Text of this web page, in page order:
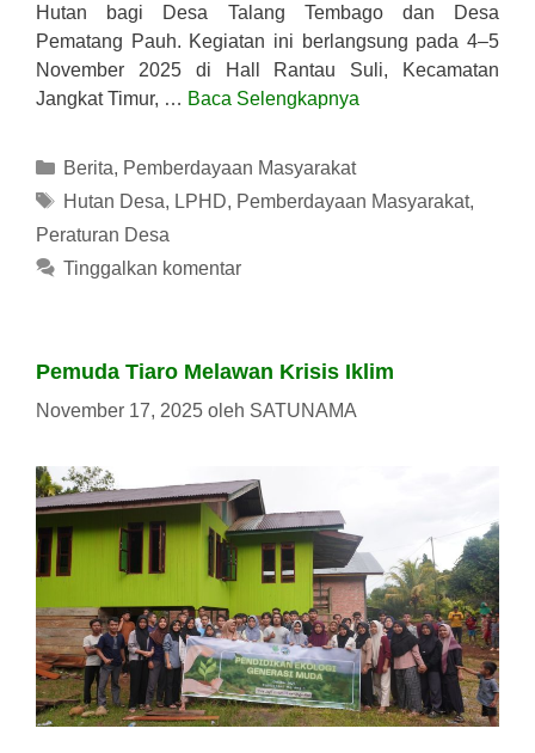
Hutan bagi Desa Talang Tembago dan Desa
Pematang Pauh. Kegiatan ini berlangsung pada 4–5
November 2025 di Hall Rantau Suli, Kecamatan
Jangkat Timur, … Baca Selengkapnya
Kategori
Berita, Pemberdayaan Masyarakat
Tag
Hutan Desa, LPHD, Pemberdayaan Masyarakat,
Peraturan Desa
Tinggalkan komentar
Pemuda Tiaro Melawan Krisis Iklim
November 17, 2025 oleh SATUNAMA